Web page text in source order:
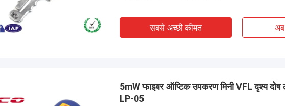
सबसे अच्छी कीमत
5mW फाइबर ऑप्टिक उपकरण मिनी VFL दृश्य
LP-05